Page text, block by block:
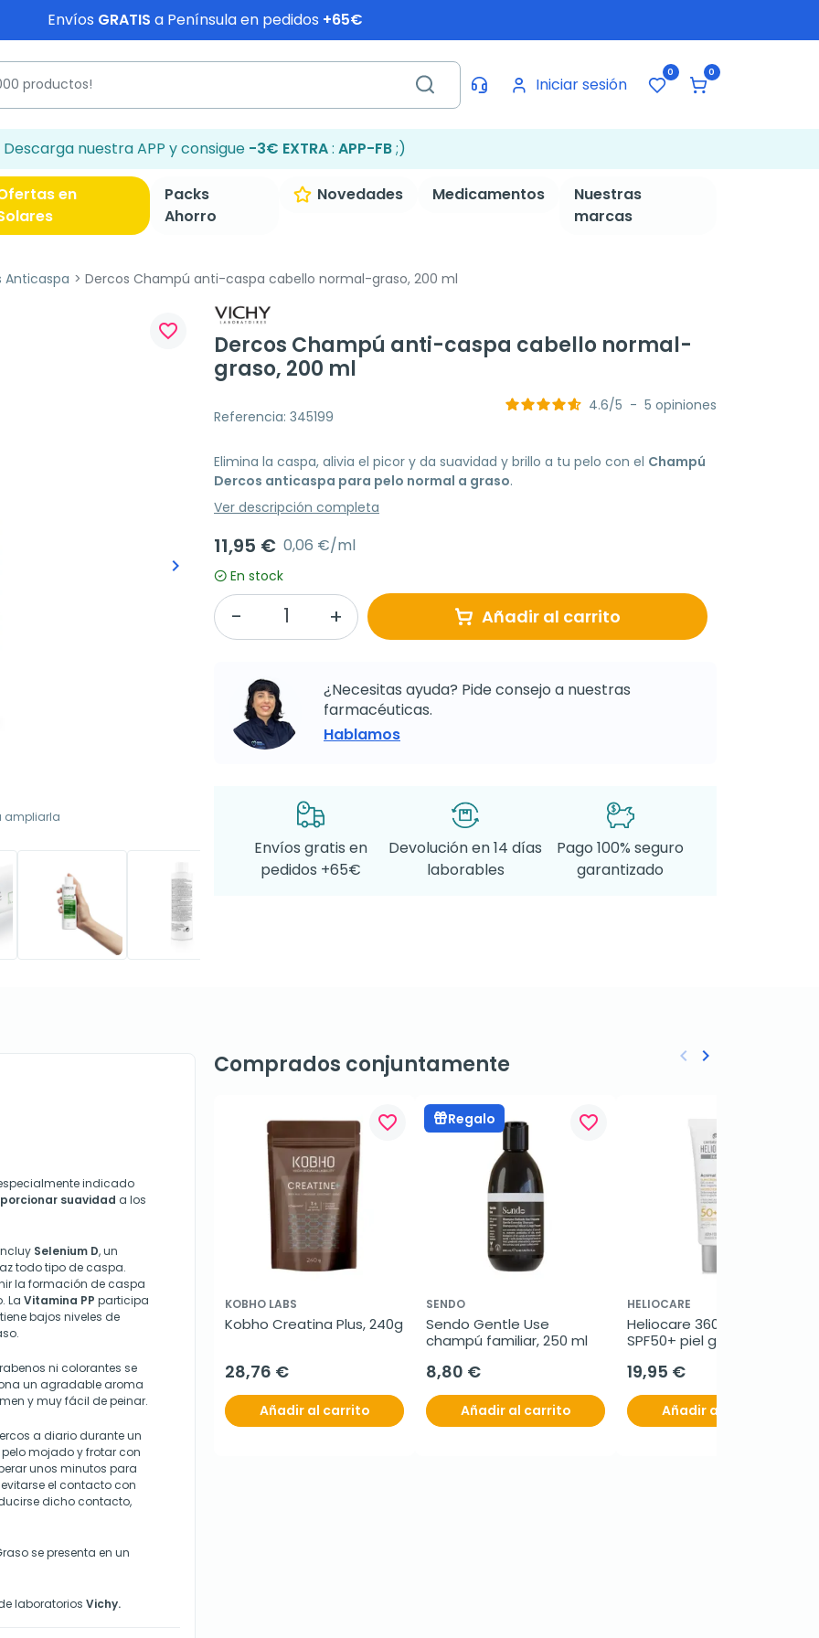
Envíos GRATIS a Península en pedidos +65€
Iniciar sesión
0 0
Descarga nuestra APP y consigue -3€ EXTRA: APP-FB;)
en
Packs
Ahorro
Novedades Medicamentos
Nuestras
marcas
Anticaspa Dercos Champú anti-caspa cabello normal-graso, 200 ml
Siguiente
keyboard_arrow_right
ampliarla
favorite_border
Dercos Champú anti-caspa cabello normal-
graso, 200 ml
Referencia: 345199
4.6/5 - 5 opiniones
Elimina la caspa, alivia el picor y da suavidad y brillo a tu pelo con el Champú
Dercos anticaspa para pelo normal a graso.
Ver descripción completa
11,95 € 0,06 €/ml
En stock
Añadir al carrito
¿Necesitas ayuda? Pide consejo a nuestras
farmacéuticas.
Hablamos
Envíos gratis en
pedidos +65€
Devolución en 14 días
laborables
Pago 100% seguro
garantizado
indicado
suavidad a los
Selenium D, un
todo tipo de caspa.
la formación de caspa
La Vitamina PP participa
bajos niveles de
ni colorantes se
un agradable aroma
y muy fácil de peinar.
a diario durante un
mojado y frotar con
unos minutos para
el contacto con
dicho contacto,
se presenta en un
laboratorios Vichy.
Comprados conjuntamente
favorite_border
KOBHO LABS
Kobho Creatina Plus, 240g
28,76 €
Añadir al carrito
Regalo favorite_border
SENDO
Sendo Gentle Use
champú familiar, 250 ml
8,80 €
Añadir al carrito
HELIOCARE
Heliocare 360º Acnimat
SPF50+ piel grasa, 50 ml
19,95 €
Añadir al carrito
Anterior
keyboard_arrow_left Siguiente
keyboard_arrow_right